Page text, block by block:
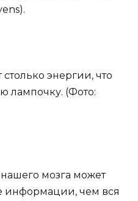
энергии, что
лампочку. (Фото:
мозга может
информации, чем вся